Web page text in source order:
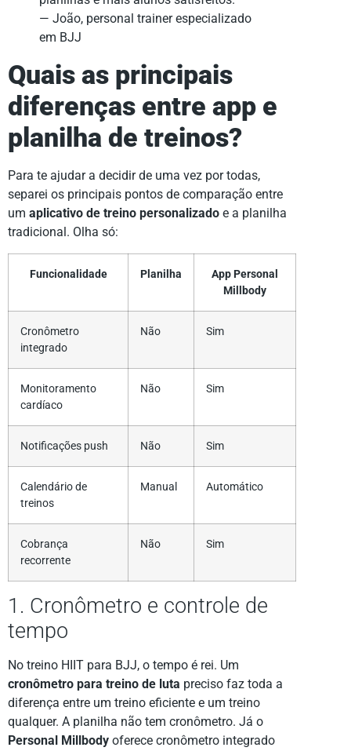
— João, personal trainer especializado
em BJJ
Quais as principais
diferenças entre app e
planilha de treinos?
Para te ajudar a decidir de uma vez por todas,
separei os principais pontos de comparação entre
um aplicativo de treino personalizado e a planilha
tradicional. Olha só:
Funcionalidade Planilha
App Personal
Millbody
Cronômetro
integrado
Não Sim
Monitoramento
cardíaco
Não Sim
Notificações push Não Sim
Calendário de
treinos
Manual Automático
Cobrança
recorrente
Não Sim
1. Cronômetro e controle de
tempo
No treino HIIT para BJJ, o tempo é rei. Um
cronômetro para treino de luta preciso faz toda a
diferença entre um treino eficiente e um treino
qualquer. A planilha não tem cronômetro. Já o
Personal Millbody oferece cronômetro integrado